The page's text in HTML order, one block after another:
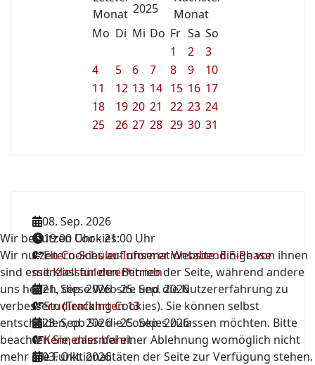
2025
Mo Di Mi Do Fr Sa So
1
2
3
4
5 6 7 8 9
10
11
12 13 14 15 16 17
18
19 20 21 22 23 24
25
26 27 28 29 30 31
08. Sep. 2026
19:00 Uhr-21:00 Uhr
Eltern-Schüler-Informationsabend E-Phase
mit Klassenlehrer*innen
21. Sep. 2026-25. Sep. 2026
Studienfahrten 13
23. Sep. 2026-25. Sep. 2026
Kennenlernfahrt
03. Okt. 2026
Wir benutzen Cookies
Wir nutzen Cookies auf unserer Website. Einige von ihnen
sind essenziell für den Betrieb der Seite, während andere
uns helfen, diese Website und die Nutzererfahrung zu
verbessern (Tracking Cookies). Sie können selbst
entscheiden, ob Sie die Cookies zulassen möchten. Bitte
beachten Sie, dass bei einer Ablehnung womöglich nicht
mehr alle Funktionalitäten der Seite zur Verfügung stehen.